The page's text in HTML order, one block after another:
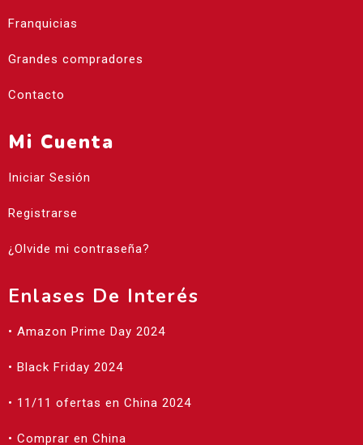
Franquicias
Grandes compradores
Contacto
Mi Cuenta
Iniciar Sesión
Registrarse
¿Olvide mi contraseña?
Enlases De Interés
• Amazon Prime Day 2024
• Black Friday 2024
• 11/11 ofertas en China 2024
• Comprar en China